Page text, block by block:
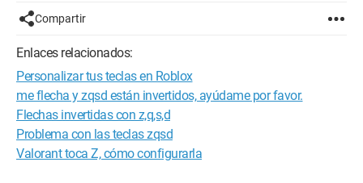
Saludos, Alain
Compartir
Enlaces relacionados:
Personalizar tus teclas en Roblox
me flecha y zqsd están invertidos, ayúdame por favor.
Flechas invertidas con z,q,s,d
Problema con las teclas zqsd
Valorant toca Z, cómo configurarla